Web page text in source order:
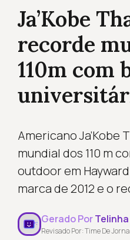
Ja’Kobe
recorde
110m com
Americano Ja’Kobe
mundial dos 110 m
outdoor em
marca de 2012 e o
Gerado PorTelinha
Revisado Por: Time De